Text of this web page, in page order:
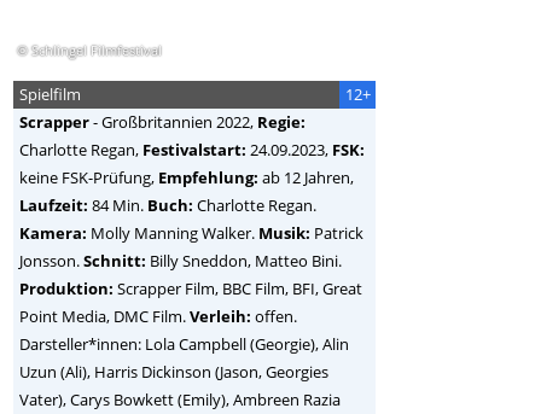
© Schlingel Filmfestival
12+
Spielfilm
Scrapper-Großbritannien 2022, Regie:
Charlotte Regan, Festivalstart: 24.09.2023, FSK:
keine FSK-Prüfung, Empfehlung: ab 12 Jahren,
Laufzeit: 84 Min. Buch: Charlotte Regan.
Kamera: Molly Manning Walker. Musik: Patrick
Jonsson.Schnitt: Billy Sneddon, Matteo Bini.
Produktion: Scrapper Film, BBC Film, BFI, Great
Point Media, DMC Film.Verleih: offen.
Darsteller*innen: Lola Campbell (Georgie), Alin
Uzun (Ali), Harris Dickinson (Jason, Georgies
Vater), Carys Bowkett (Emily), Ambreen Razia